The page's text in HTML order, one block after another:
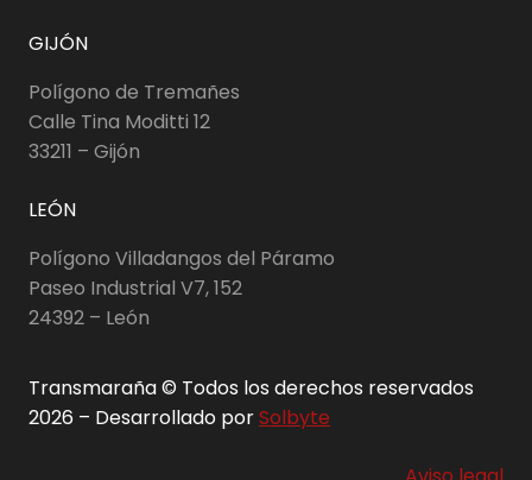
GIJÓN
Polígono de Tremañes
Calle Tina Moditti 12
33211 – Gijón
LEÓN
Polígono Villadangos del Páramo
Paseo Industrial V7, 152
24392 – León
Transmaraña © Todos los derechos reservados
2026 – Desarrollado porSolbyte